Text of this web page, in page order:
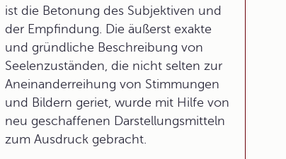
ist die Betonung des Subjektiven und
der Empfindung. Die äußerst exakte
und gründliche Beschreibung von
Seelenzuständen, die nicht selten zur
Aneinanderreihung von Stimmungen
und Bildern geriet, wurde mit Hilfe von
neu geschaffenen Darstellungsmitteln
zum Ausdruck gebracht.